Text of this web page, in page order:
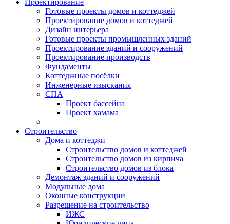
Проектирование
Готовые проекты домов и коттеджей
Проектирование домов и коттеджей
Дизайн интерьера
Готовые проекты промышленных зданий
Проектирование зданий и сооружений
Проектирование производств
Фундаменты
Коттеджные посёлки
Инженерные изыскания
СПА
Проект бассейна
Проект хамама
Строительство
Дома и коттеджи
Строительство домов и коттеджей
Строительство домов из кирпича
Строительство домов из блока
Демонтаж зданий и сооружений
Модульные дома
Оконные конструкции
Разрешение на строительство
ИЖС